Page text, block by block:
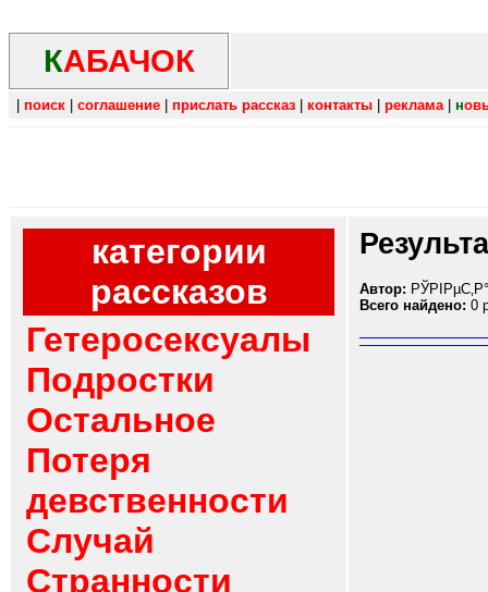
КАБАЧОК
поиск соглашение прислать рассказ контакты реклама| н
категории
рассказов
Гетеросексуалы
Подростки
Остальное
Потеря
девственности
Случай
Странности
Автор: РЎРІРµС‚Р°
Всего найдено: 0